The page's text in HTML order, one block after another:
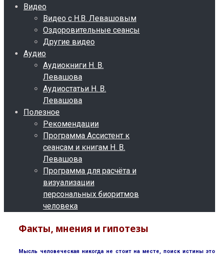
Видео
Видео с Н.В. Левашовым
Оздоровительные сеансы
Другие видео
Аудио
Аудиокниги Н. В.
Левашова
Аудиостатьи Н. В.
Левашова
Полезное
Рекомендации
Программа Ассистент к
сеансам и книгам Н. В.
Левашова
Программа для расчёта и
визуализации
персональных биоритмов
человека
Факты, мнения и гипотезы
Мысль человеческая никогда не стоит на месте, поиск истины это